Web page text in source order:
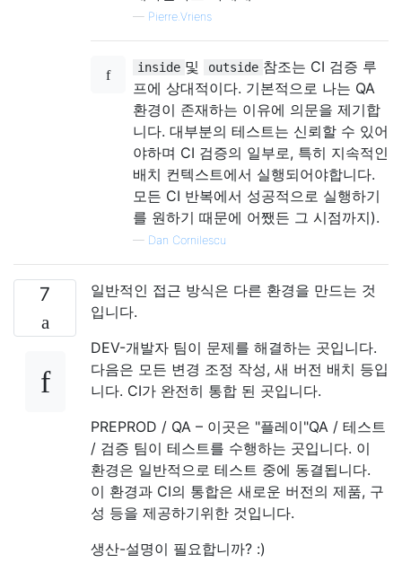
— Pierre.Vriens
inside 및 outside 참조는 CI 검증 루
프에 상대적이다. 기본적으로 나는 QA
환경이 존재하는 이유에 의문을 제기합
니다. 대부분의 테스트는 신뢰할 수 있어
야하며 CI 검증의 일부로, 특히 지속적인
배치 컨텍스트에서 실행되어야합니다.
모든 CI 반복에서 성공적으로 실행하기
를 원하기 때문에 어쨌든 그 시점까지).
— Dan Cornilescu
7
일반적인 접근 방식은 다른 환경을 만드는 것
입니다.
DEV-개발자 팀이 문제를 해결하는 곳입니다.
다음은 모든 변경 조정 작성, 새 버전 배치 등입
니다. CI가 완전히 통합 된 곳입니다.
PREPROD / QA – 이곳은 "플레이"QA / 테스트
/ 검증 팀이 테스트를 수행하는 곳입니다. 이
환경은 일반적으로 테스트 중에 동결됩니다.
이 환경과 CI의 통합은 새로운 버전의 제품, 구
성 등을 제공하기위한 것입니다.
생산-설명이 필요합니까? :)